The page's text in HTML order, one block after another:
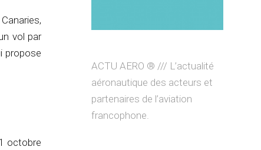
vol par
propose
octobre
ACTU AERO ® /// L’actualité
aéronautique des acteurs et
partenaires de l’aviation
francophone.